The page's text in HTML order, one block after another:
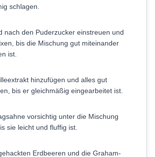
schlagen.
nach den Puderzucker einstreuen und
bis die Mischung gut miteinander
ist.
hinzufügen und alles gut
bis er gleichmäßig eingearbeitet ist.
vorsichtig unter die Mischung
sie leicht und fluffig ist.
Erdbeeren und die Graham-